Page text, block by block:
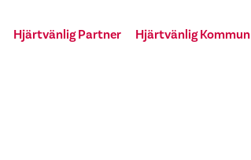
Hjärtvänlig Partner Hjärtvänlig Kommun